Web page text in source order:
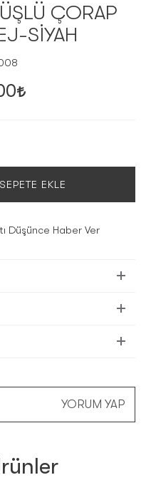
ÇORAP
SİYAH
SEPETE EKLE
Düşünce Haber Ver
YORUM YAP